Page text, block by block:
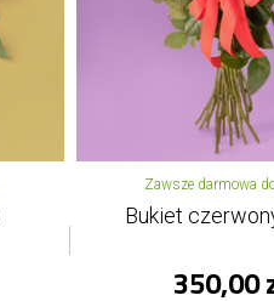
Zawsze darmowa
Bukiet
350,00